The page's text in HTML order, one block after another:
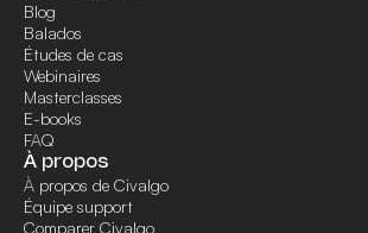
Blog
Balados
Études de cas
Webinaires
Masterclasses
E-books
FAQ
À propos
À propos de Civalgo
Équipe support
Comparer Civalgo